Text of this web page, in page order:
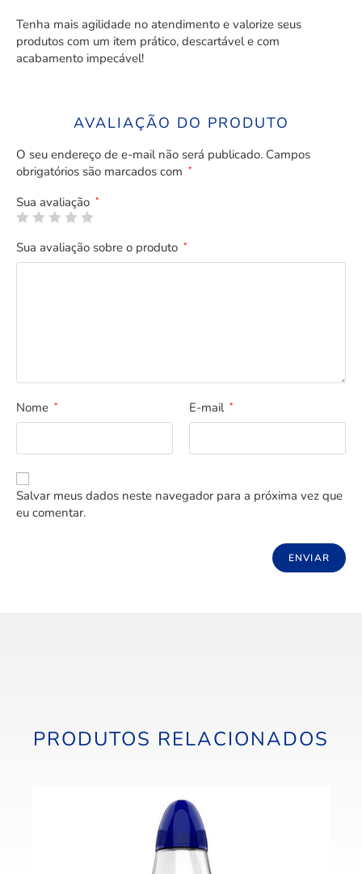
Tenha mais agilidade no atendimento e valorize seus
produtos com um item prático, descartável e com
acabamento impecável!
AVALIAÇÃO DO PRODUTO
O seu endereço de e-mail não será publicado. Campos
obrigatórios são marcados com *
Sua avaliação *
Sua avaliação sobre o produto *
Nome * E-mail *
Salvar meus dados neste navegador para a próxima vez que
eu comentar.
PRODUTOS RELACIONADOS